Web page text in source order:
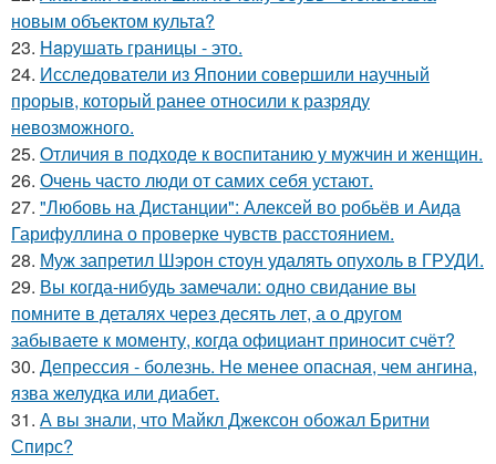
новым объектом культа?
23. Hapушать границы - это.
24. Исследователи из Японии совершили научный
прорыв, который ранее относили к разряду
невозможного.
25. Oтличия в подходе к воспитанию у мужчин и женщин.
26. Очень часто люди от самих себя устают.
27. "Любовь на Дистанции": Алексей во робьёв и Аида
Гарифуллина о проверке чувств расстоянием.
28. Муж запретил Шэрон стоун удалять опухоль в ГРУДИ.
29. Вы когда-нибудь замечали: одно свидание вы
помните в деталях через десять лет, а о другом
забываете к моменту, когда официант приносит счёт?
30. Депрессия - болезнь. Не менее опасная, чем ангина,
язва желудка или диабет.
31. А вы знали, что Майкл Джексон обожал Бритни
Спирс?